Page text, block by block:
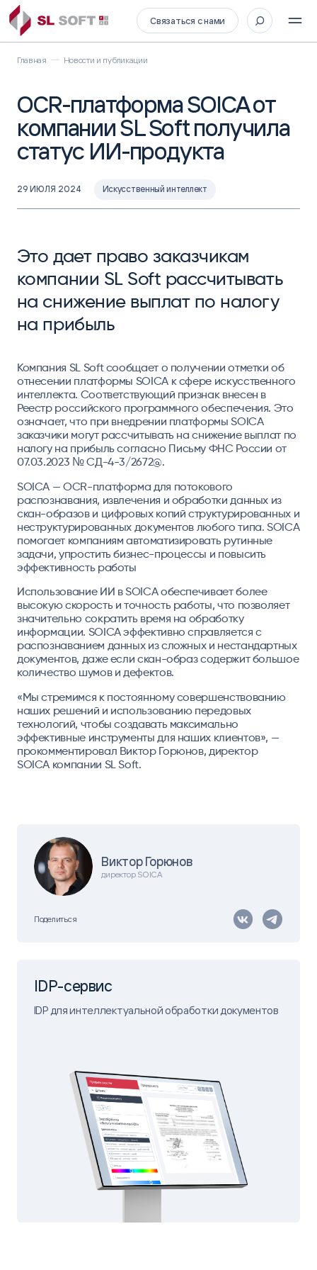
Связаться с нами
Главная Новости и публикации
OCR-платформа SOICA от
компании SL Soft получила
статус ИИ-продукта
29 ИЮЛЯ 2024 Искусственный интеллект
Виктор Горюнов
директор SOICA
Поделиться
Это дает право заказчикам
компании SL Soft рассчитывать
на снижение выплат по налогу
на прибыль
Компания SL Soft сообщает о получении отметки об
отнесении платформы SOICA к сфере искусственного
интеллекта. Соответствующий признак внесен в
Реестр российского программного обеспечения. Это
означает, что при внедрении платформы SOICA
заказчики могут рассчитывать на снижение выплат по
налогу на прибыль согласно Письму ФНС России от
07.03.2023 № СД-4-3/2672@.
SOICA — OCR-платформа для потокового
распознавания, извлечения и обработки данных из
скан-образов и цифровых копий структурированных и
неструктурированных документов любого типа. SOICA
помогает компаниям автоматизировать рутинные
задачи, упростить бизнес-процессы и повысить
эффективность работы
Использование ИИ в SOICA обеспечивает более
высокую скорость и точность работы, что позволяет
значительно сократить время на обработку
информации. SOICA эффективно справляется с
распознаванием данных из сложных и нестандартных
документов, даже если скан-образ содержит большое
количество шумов и дефектов.
«Мы стремимся к постоянному совершенствованию
наших решений и использованию передовых
технологий, чтобы создавать максимально
эффективные инструменты для наших клиентов», —
прокомментировал Виктор Горюнов, директор
SOICA компании SL Soft.
IDP-сервис
IDP для интеллектуальной обработки документов